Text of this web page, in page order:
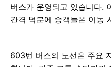
버스가 운영되고 있습니다.
간격 덕분에 승객들은 이동
603번 버스의 노선은 주요